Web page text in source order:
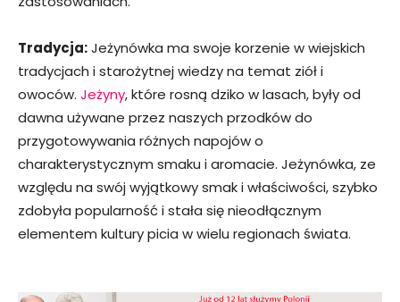
Tradycja:Jeżynówka ma swoje korzenie w wiejskich
tradycjach i starożytnej wiedzy na temat ziół i
owoców. Jeżyny, które rosną dziko w lasach, były od
dawna używane przez naszych przodków do
przygotowywania różnych napojów o
charakterystycznym smaku i aromacie. Jeżynówka, ze
względu na swój wyjątkowy smak i właściwości, szybko
zdobyła popularność i stała się nieodłącznym
elementem kultury picia w wielu regionach świata.